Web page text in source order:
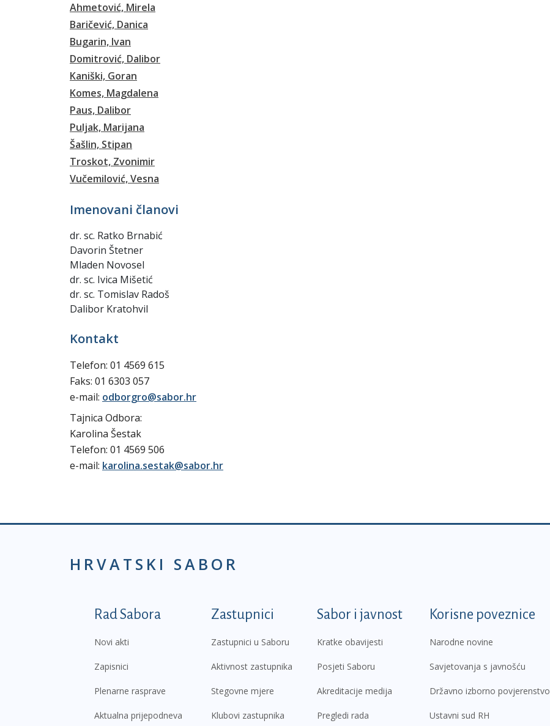
Ahmetović, Mirela
Baričević, Danica
Bugarin, Ivan
Domitrović, Dalibor
Kaniški, Goran
Komes, Magdalena
Paus, Dalibor
Puljak, Marijana
Šašlin, Stipan
Troskot, Zvonimir
Vučemilović, Vesna
Imenovani članovi
dr. sc. Ratko Brnabić
Davorin Štetner
Mladen Novosel
dr. sc. Ivica Mišetić
dr. sc. Tomislav Radoš
Dalibor Kratohvil
Kontakt
Telefon: 01 4569 615
Faks: 01 6303 057
e-mail: odborgro@sabor.hr
Tajnica Odbora:
Karolina Šestak
Telefon: 01 4569 506
e-mail: karolina.sestak@sabor.hr
HRVATSKI SABOR
Podnožje prvi izbornik
Rad Sabora
Novi akti
Zapisnici
Plenarne rasprave
Aktualna prijepodneva
Zastupnici
Zastupnici u Saboru
Aktivnost zastupnika
Stegovne mjere
Klubovi zastupnika
Sabor i javnost
Kratke obavijesti
Posjeti Saboru
Akreditacije medija
Pregledi rada
Korisne poveznice
Narodne novine
Savjetovanja s javnošću
Državno izborno povjerenstvo
Ustavni sud RH